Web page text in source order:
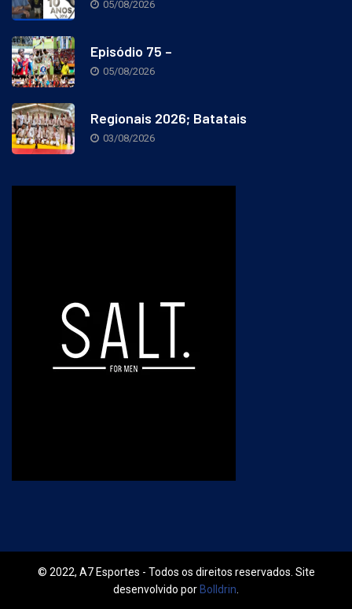
05/08/2026
Episódio 75 –
05/08/2026
Regionais 2026; Batatais
03/08/2026
© 2022, A7 Esportes - Todos os direitos reservados. Site
desenvolvido por Bolldrin.